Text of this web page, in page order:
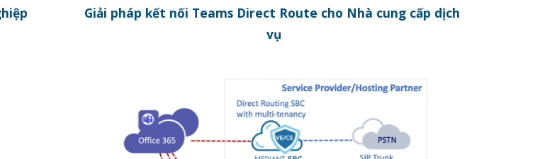
Giải pháp kết nối Teams Direct Route cho Nhà cung cấp dịch
vụ